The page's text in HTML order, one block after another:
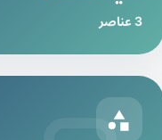
3 عناصر